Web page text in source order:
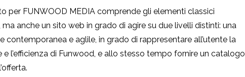
per FUNWOOD MEDIA comprende gli elementi classici
anche un sito web in grado di agire su due livelli distinti: una
contemporanea e aglile, in grado di rappresentare all’utente la
l’efficienza di Funwood, e allo stesso tempo fornire un catalogo